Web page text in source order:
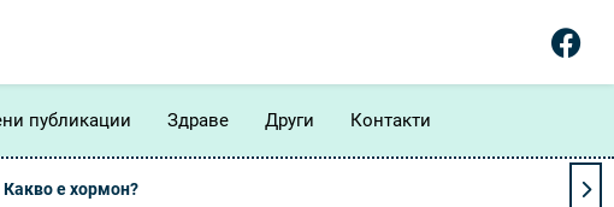
публикации Здраве Други Контакти
Какво е хормон?